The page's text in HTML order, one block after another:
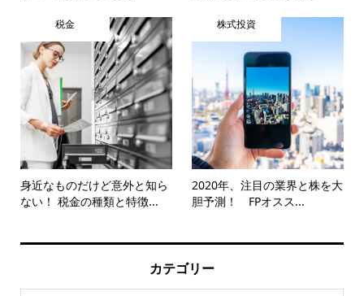
税金
身近なものだけど意外と知ら
ない！ 税金の種類と特徴...
株式投資
2020年、注目の業界と株を大
胆予測！ FPオスス...
カテゴリー